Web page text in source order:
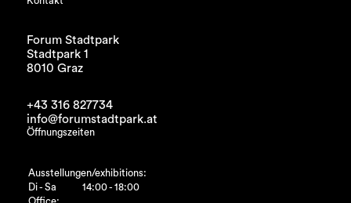
Forum Stadtpark
Stadtpark 1
8010 Graz
+43 316 827734
info@forumstadtpark.at
Öffnungszeiten
Ausstellungen/exhibitions:
Di - Sa
14:00 - 18:00